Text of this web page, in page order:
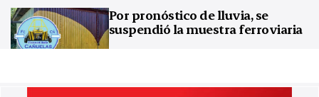
Por pronóstico de lluvia, se
suspendió la muestra ferroviaria